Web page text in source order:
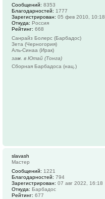
Сообщений: 8353
Благодарностей: 1777
Зарегистрирован: 05 фев 2010, 10:18
Откуда: Россия
Рейтинг: 668
Санрайз Болерс (Барбадос)
Зета (Черногория)
Аль-Синаа (Ирак)
зам. в Ютай (Тонга)
Сборная Барбадоса (нац.)
slavash
Мастер
Сообщений: 1221
Благодарностей: 794
Зарегистрирован: 07 авг 2022, 16:18
Откуда: Барбадос
Рейтинг: 677